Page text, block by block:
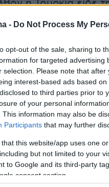
- Do Not Process My
opt-out of the sale, sharing to
for targeted
selection. Please note that
interest-based ads based
to third parties prior to
of your personal
This information may also be
Participants that may further
that this website/app uses one
but not limited to your
to Google and its third-party
consent section.
η Τουρκία είδε
και την
Θεού». Αλλά δεν
μέρα να γίνω
συνέχισε.
επέμεινε,
στιγμή να
ότι ο Θεός θα
και στο παρελθόν,
θα βρεθούν ξανά
μας, διότι έχουμε